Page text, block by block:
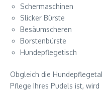
Schermaschinen
Slicker Bürste
Besäumscheren
Borstenbürste
Hundepflegetisch
Obgleich die
Pflege Ihres Pudels ist,